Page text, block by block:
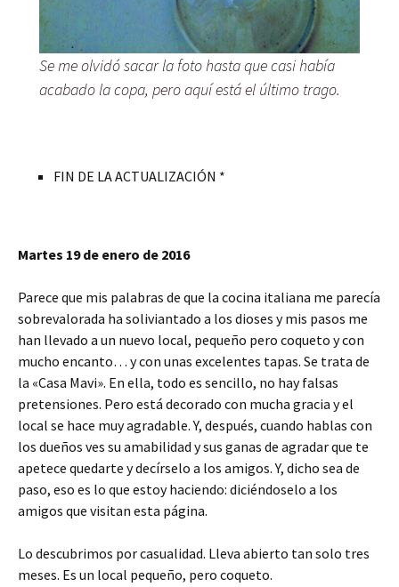
Se me olvidó sacar la foto hasta que casi había
acabado la copa, pero aquí está el último trago.
FIN DE LA ACTUALIZACIÓN *
Martes 19 de enero de 2016
Parece que mis palabras de que la cocina italiana me parecía
sobrevalorada ha soliviantado a los dioses y mis pasos me
han llevado a un nuevo local, pequeño pero coqueto y con
mucho encanto… y con unas excelentes tapas. Se trata de
la «Casa Mavi». En ella, todo es sencillo, no hay falsas
pretensiones. Pero está decorado con mucha gracia y el
local se hace muy agradable. Y, después, cuando hablas con
los dueños ves su amabilidad y sus ganas de agradar que te
apetece quedarte y decírselo a los amigos. Y, dicho sea de
paso, eso es lo que estoy haciendo: diciéndoselo a los
amigos que visitan esta página.
Lo descubrimos por casualidad. Lleva abierto tan solo tres
meses. Es un local pequeño, pero coqueto.